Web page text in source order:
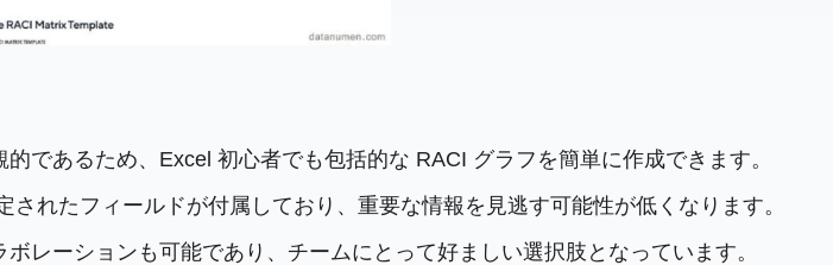
であるため、Excel 初心者でも包括的な RACI グラフを簡単に作成できます。
れたフィールドが付属しており、重要な情報を見逃す可能性が低くなります。
レーションも可能であり、チームにとって好ましい選択肢となっています。